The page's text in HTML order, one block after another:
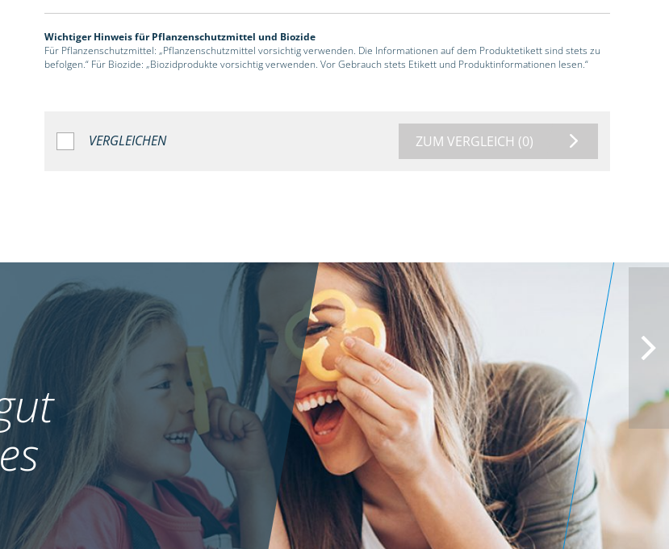
Wichtiger Hinweis für Pflanzenschutzmittel und Biozide
Für Pflanzenschutzmittel: „Pflanzenschutzmittel vorsichtig verwenden. Die Informationen auf dem Produktetikett sind stets zu
befolgen.“ Für Biozide: „Biozidprodukte vorsichtig verwenden. Vor Gebrauch stets Etikett und Produktinformationen lesen.“
VERGLEICHEN ZUM VERGLEICH (0)